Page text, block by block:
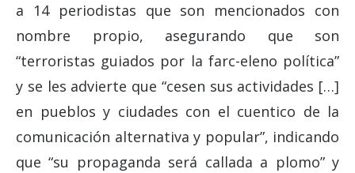
a 14 periodistas que son mencionados con
nombre propio, asegurando que son
“terroristas guiados por la farc-eleno política”
y se les advierte que “cesen sus actividades […]
en pueblos y ciudades con el cuentico de la
comunicación alternativa y popular”, indicando
que “su propaganda será callada a plomo” y